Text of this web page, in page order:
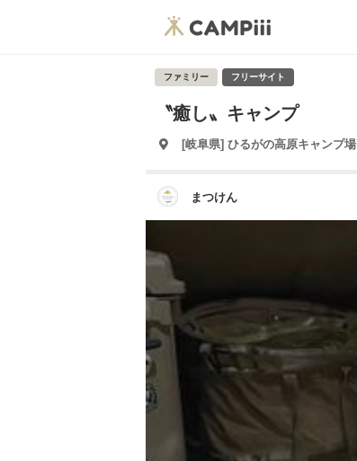
ファミリー フリーサイト
〝癒し〟キャンプ
[岐阜県] ひるがの高原キャンプ場
まつけん